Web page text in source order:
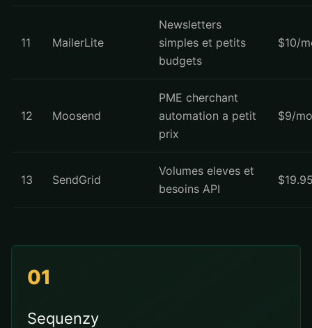
11 MailerLite
Newsletters
simples et petits
budgets
$10/
12 Moosend
PME cherchant
automation a petit
prix
$9/
13 SendGrid
Volumes eleves et
besoins API
01
Sequenzy